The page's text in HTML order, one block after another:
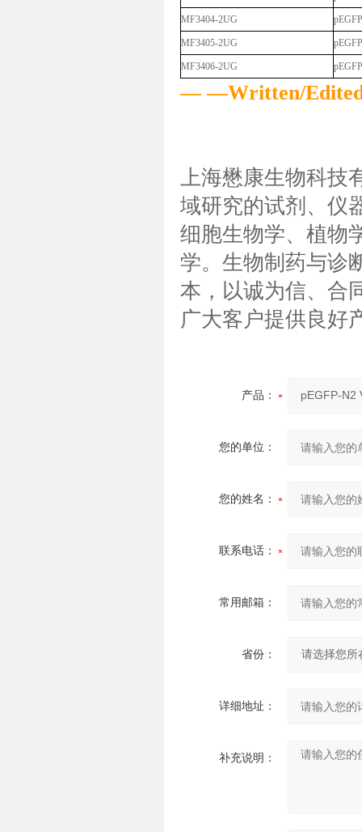
MF3404-2UG
MF3405-2UG
MF3406-2UG
— —Written/Edited
上海懋康生物科技
域研究的试剂、仪
细胞生物学、植物
学。生物制药与诊
本，以诚为信、合
广大客户提供良好
产品：
您的单位：
您的姓名：
联系电话：
常用邮箱：
省份：
详细地址：
补充说明：